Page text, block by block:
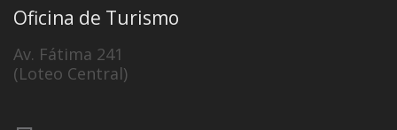
Oficina de Turismo
Av. Fátima 241
(Loteo Central)